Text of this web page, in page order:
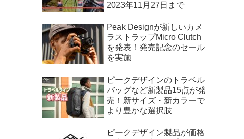
2023年11月27日まで
Peak Designが新しいカメ
ラストラップMicro Clutch
を発表！発売記念のセール
を実施
ピークデザインのトラベル
バッグなど新製品15点が発
売！新サイズ・新カラーで
より豊かな選択肢
ピークデザイン製品が価格